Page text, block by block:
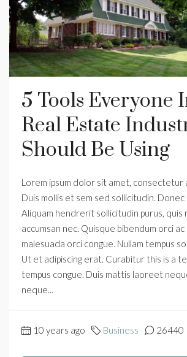
5 Tools Everyone
Real Estate
Should Be Using
Lorem ipsum dolor sit amet, consectetur
Duis mollis et sem sed sollicitudin.
Aliquam hendrerit sollicitudin purus, quis
accumsan nec. Quisque bibendum orci
malesuada orci congue. Nullam tempus
Ut et adipiscing erat. Curabitur this is a
tempus congue. Duis mattis laoreet
neque...
10 years ago Business 26440